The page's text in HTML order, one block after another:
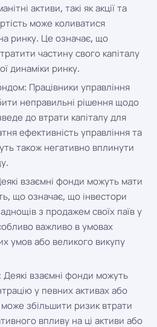
активи, такі як акції та
може коливатися
ринку. Це означає, що
частину свого капіталу
динаміки ринку.
Працівники управління
неправильні рішення щодо
до втрати капіталу для
ефективність управління та
також негативно вплинути
взаємні фонди можуть мати
що означає, що інвестори
з продажем своїх паїв у
важливо в умовах
умов або великого викупу
Деякі взаємні фонди можуть
у певних активах або
збільшити ризик втрати
впливу на ці активи або